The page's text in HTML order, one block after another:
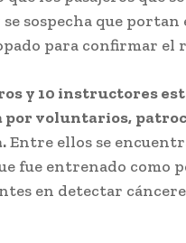
se sospecha que
para confirmar el
y 10 instructores
por voluntarios,
Entre ellos se
fue entrenado
en detectar